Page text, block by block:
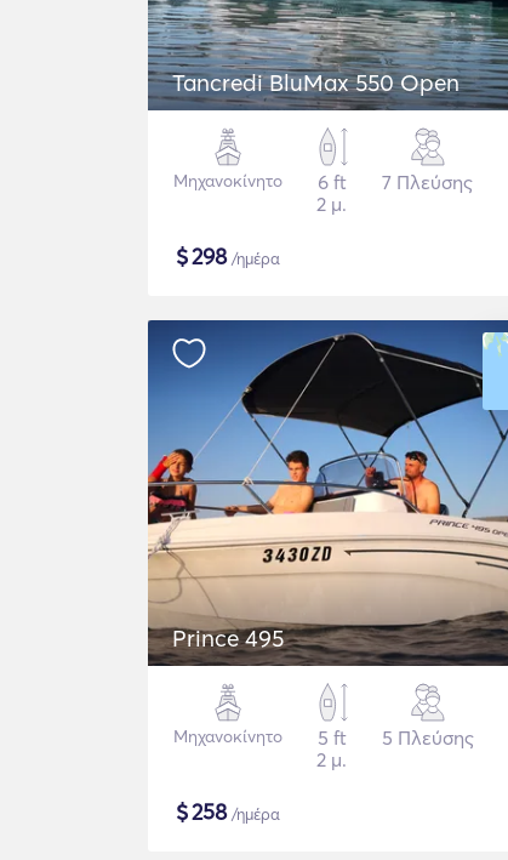
Tancredi BluMax 550 Open
Μηχανοκίνητο
6 ft
2 μ.
7 Πλεύσης
$298/ημέρα
Prince 495
Μηχανοκίνητο
5 ft
2 μ.
5 Πλεύσης
$258/ημέρα